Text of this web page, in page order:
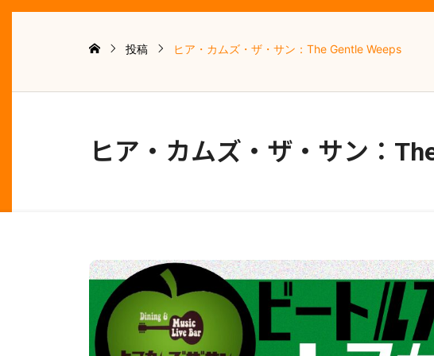
投稿 ヒア・カムズ・ザ・サン：The Gentle Weeps
ヒア・カムズ・ザ・サン：